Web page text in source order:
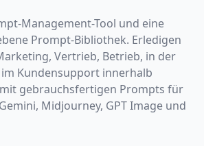
Management-Tool und eine
Prompt-Bibliothek. Erledigen
Vertrieb, Betrieb, in der
Kundensupport innerhalb
gebrauchsfertigen Prompts für
Midjourney, GPT Image und